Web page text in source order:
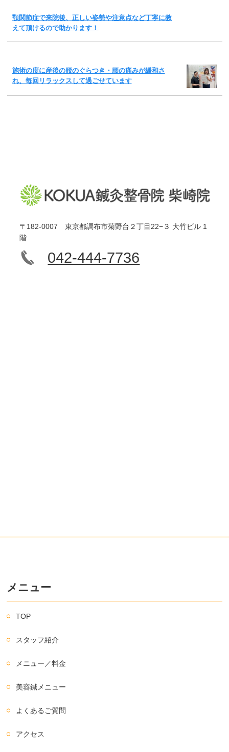
顎関節症で来院後、正しい姿勢や注意点など丁寧に教
えて頂けるので助かります！
施術の度に産後の腰のぐらつき・腰の痛みが緩和さ
れ、毎回リラックスして過ごせています
〒182-0007 東京都調布市菊野台２丁目22−３ 大竹ビル 1
階
042-444-7736
メニュー
TOP
スタッフ紹介
メニュー／料金
美容鍼メニュー
よくあるご質問
アクセス